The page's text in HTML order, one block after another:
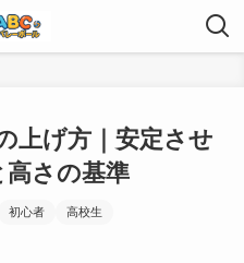
上げ方｜安定させ
さの基準
初心者 高校生